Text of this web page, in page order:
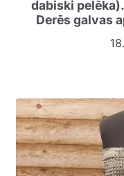
dabiski
Derēs galvas